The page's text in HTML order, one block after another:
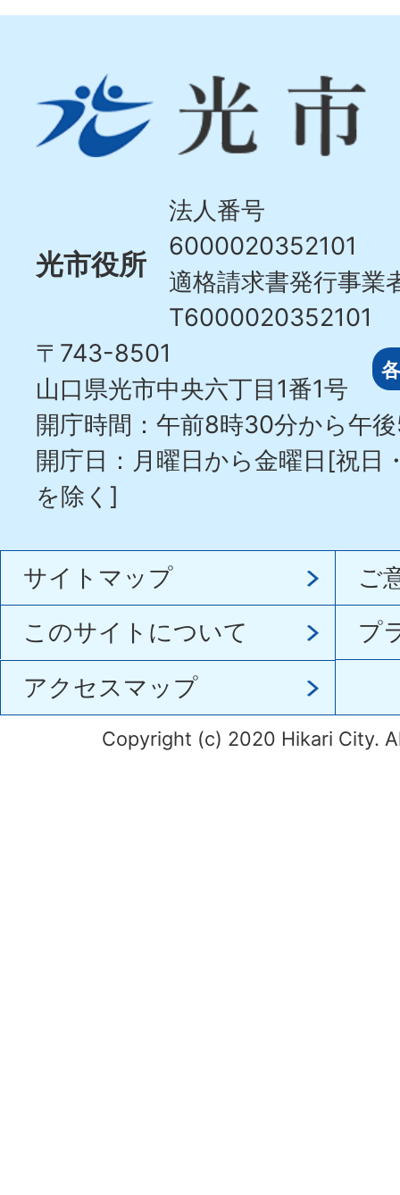
市
Hikari
光市役所
法人番号
6000020352101
適格請求書発行事業
T6000020352101
〒743-8501
山口県光市中央六丁目1番1号
開庁時間：午前8時30分から午
開庁日：月曜日から金曜日[祝日
を除く]
サイトマップ
ご
このサイトについて
プ
アクセスマップ
Copyright (c) 2020 Hikari City.